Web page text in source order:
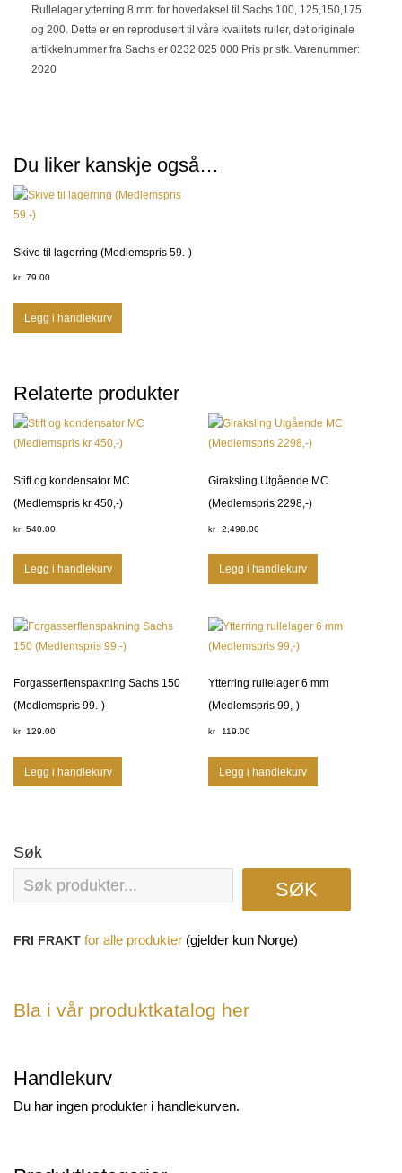
Rullelager ytterring 8 mm for hovedaksel til Sachs 100, 125,150,175
og 200. Dette er en reprodusert til våre kvalitets ruller, det originale
artikkelnummer fra Sachs er 0232 025 000 Pris pr stk. Varenummer:
2020
Du liker kanskje også…
Skive til lagerring (Medlemspris 59.-)
kr 79.00
Legg i handlekurv
Relaterte produkter
Stift og kondensator MC
(Medlemspris kr 450,-)
kr 540.00
Legg i handlekurv
Giraksling Utgående MC
(Medlemspris 2298,-)
kr 2,498.00
Legg i handlekurv
Forgasserflenspakning Sachs 150
(Medlemspris 99.-)
kr 129.00
Legg i handlekurv
Ytterring rullelager 6 mm
(Medlemspris 99,-)
kr 119.00
Legg i handlekurv
Søk
SØK
FRI FRAKT for alle produkter (gjelder kun Norge)
Bla i vår produktkatalog her
Handlekurv
Du har ingen produkter i handlekurven.